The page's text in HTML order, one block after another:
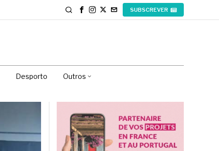
SUBSCREVER
Desporto Outros